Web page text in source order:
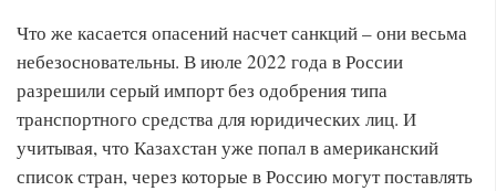
Что же касается опасений насчет санкций – они весьма
небезосновательны. В июле 2022 года в России
разрешили серый импорт без одобрения типа
транспортного средства для юридических лиц. И
учитывая, что Казахстан уже попал в американский
список стран, через которые в Россию могут поставлять